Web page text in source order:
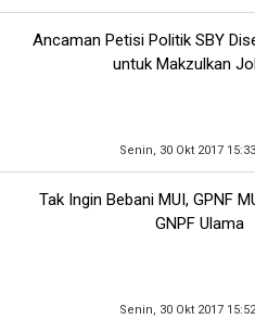
Ancaman Petisi Politik SBY
untuk Makzulkan
Senin, 30 Okt 2017
Tak Ingin Bebani MUI, GPNF
GNPF Ulama
Senin, 30 Okt 2017